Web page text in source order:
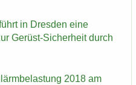
in Dres­den eine
Gerüst-​Sicherheit durch
2018 am